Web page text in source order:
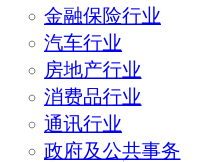
金融保险行业
汽车行业
房地产行业
消费品行业
通讯行业
政府及公共事务